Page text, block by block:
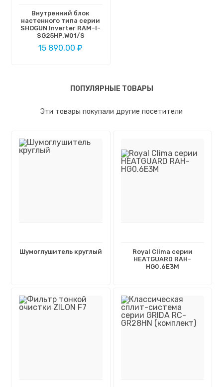
Внутренний блок
настенного типа серии
SHOGUN Inverter RAM-I-
SG25HP.W01/S
15 890,00 ₽
ПОПУЛЯРНЫЕ ТОВАРЫ
Эти товары покупали другие посетители
Шумоглушитель круглый
Royal Clima серии
HEATGUARD RAH-
HG0.6E3M